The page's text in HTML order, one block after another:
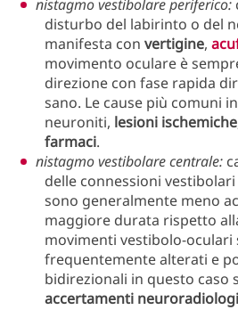
nistagmo vestibolare periferico:
disturbo del labirinto o del
manifesta con vertigine,
movimento oculare è
direzione con fase rapida
sano. Le cause più comuni
neuroniti, lesioni ischemiche
farmaci.
nistagmo vestibolare centrale:
delle connessioni
sono generalmente meno
maggiore durata rispetto
movimenti vestibolo-oculari
frequentemente alterati e
bidirezionali in questo caso
accertamenti